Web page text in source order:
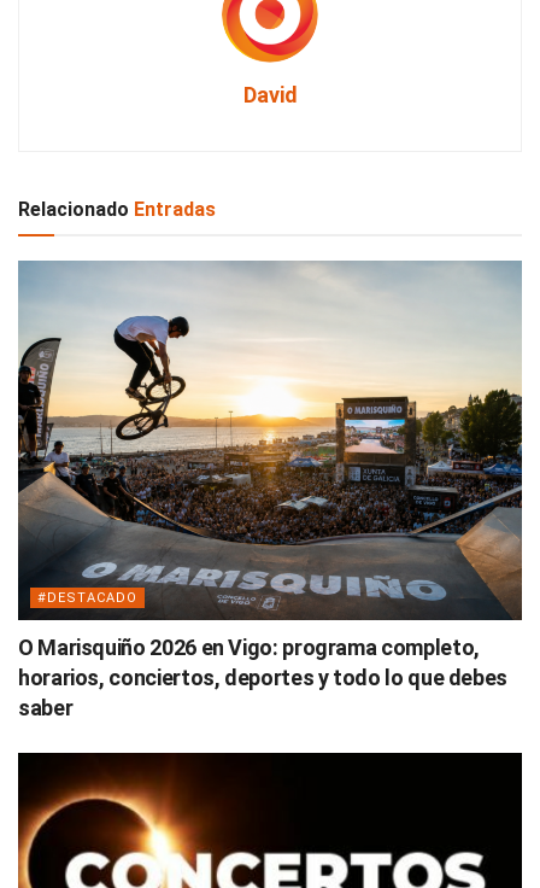
David
Relacionado Entradas
#DESTACADO
O Marisquiño 2026 en Vigo: programa completo,
horarios, conciertos, deportes y todo lo que debes
saber